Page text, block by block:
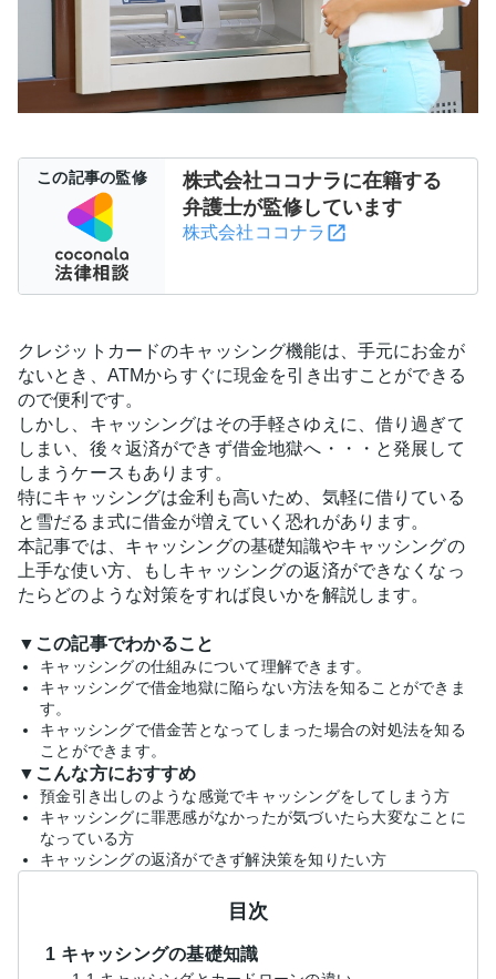
この記事の監修
株式会社ココナラに在籍する
弁護士が監修しています
株式会社ココナラ
クレジットカードのキャッシング機能は、手元にお金が
ないとき、ATMからすぐに現金を引き出すことができる
ので便利です。
しかし、キャッシングはその手軽さゆえに、借り過ぎて
しまい、後々返済ができず借金地獄へ・・・と発展して
しまうケースもあります。
特にキャッシングは金利も高いため、気軽に借りている
と雪だるま式に借金が増えていく恐れがあります。
本記事では、キャッシングの基礎知識やキャッシングの
上手な使い方、もしキャッシングの返済ができなくなっ
たらどのような対策をすれば良いかを解説します。
▼この記事でわかること
キャッシングの仕組みについて理解できます。
キャッシングで借金地獄に陥らない方法を知ることができま
す。
キャッシングで借金苦となってしまった場合の対処法を知る
ことができます。
▼こんな方におすすめ
預金引き出しのような感覚でキャッシングをしてしまう方
キャッシングに罪悪感がなかったが気づいたら大変なことに
なっている方
キャッシングの返済ができず解決策を知りたい方
目次
1 キャッシングの基礎知識